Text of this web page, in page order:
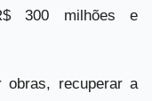
300 milhões e
obras, recuperar a